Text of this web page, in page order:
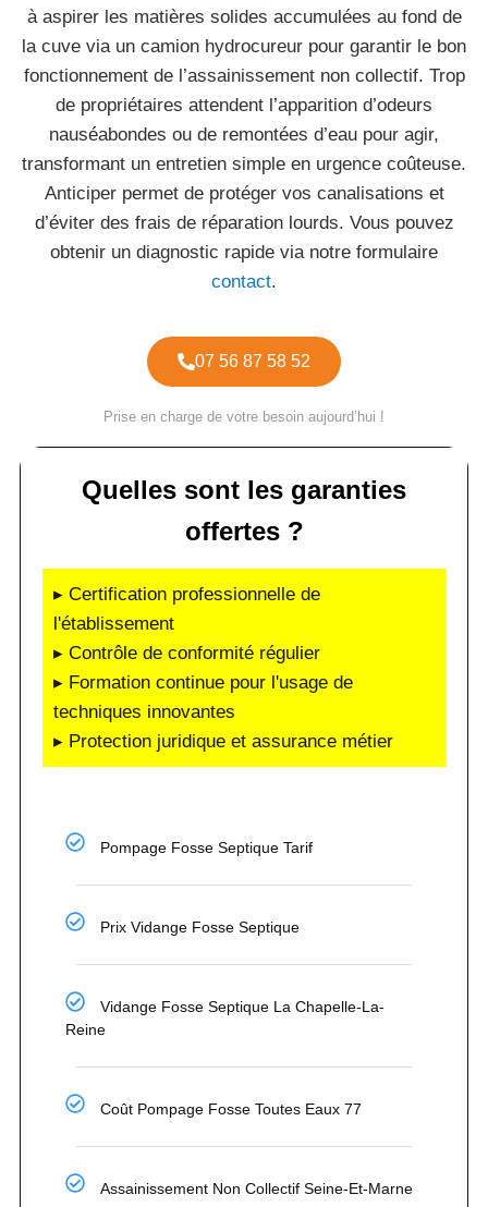
à aspirer les matières solides accumulées au fond de
la cuve via un camion hydrocureur pour garantir le bon
fonctionnement de l’assainissement non collectif. Trop
de propriétaires attendent l’apparition d’odeurs
nauséabondes ou de remontées d’eau pour agir,
transformant un entretien simple en urgence coûteuse.
Anticiper permet de protéger vos canalisations et
d’éviter des frais de réparation lourds. Vous pouvez
obtenir un diagnostic rapide via notre formulaire
contact.
07 56 87 58 52
Prise en charge de votre besoin aujourd’hui !
Quelles sont les garanties
offertes ?
▸ Certification professionnelle de
l'établissement
▸ Contrôle de conformité régulier
▸ Formation continue pour l'usage de
techniques innovantes
▸ Protection juridique et assurance métier
Pompage Fosse Septique Tarif
Prix Vidange Fosse Septique
Vidange Fosse Septique La Chapelle-La-
Reine
Coût Pompage Fosse Toutes Eaux 77
Assainissement Non Collectif Seine-Et-Marne